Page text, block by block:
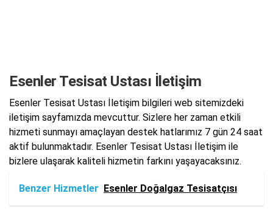
Esenler Tesisat Ustası İletişim
Esenler Tesisat Ustası İletişim bilgileri web sitemizdeki
iletişim sayfamızda mevcuttur. Sizlere her zaman etkili
hizmeti sunmayı amaçlayan destek hatlarımız 7 gün 24 saat
aktif bulunmaktadır. Esenler Tesisat Ustası İletişim ile
bizlere ulaşarak kaliteli hizmetin farkını yaşayacaksınız.
Benzer Hizmetler Esenler Doğalgaz Tesisatçısı